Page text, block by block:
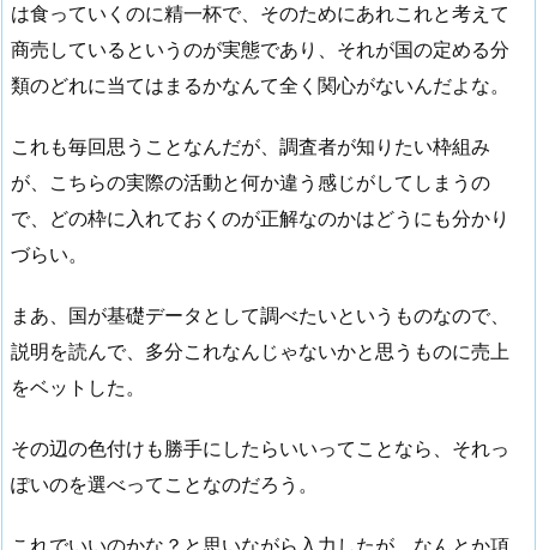
は食っていくのに精一杯で、そのためにあれこれと考えて
商売しているというのが実態であり、それが国の定める分
類のどれに当てはまるかなんて全く関心がないんだよな。
これも毎回思うことなんだが、調査者が知りたい枠組み
が、こちらの実際の活動と何か違う感じがしてしまうの
で、どの枠に入れておくのが正解なのかはどうにも分かり
づらい。
まあ、国が基礎データとして調べたいというものなので、
説明を読んで、多分これなんじゃないかと思うものに売上
をベットした。
その辺の色付けも勝手にしたらいいってことなら、それっ
ぽいのを選べってことなのだろう。
これでいいのかな？と思いながら入力したが、なんとか項